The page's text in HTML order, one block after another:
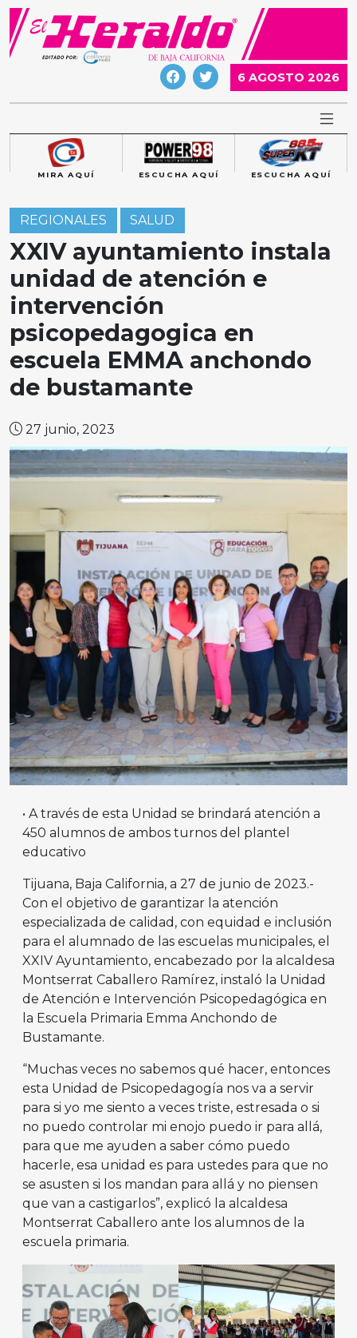
Skip
content
6 AGOSTO 2026
MIRA AQUÍ ESCUCHA AQUÍ ESCUCHA AQUÍ
REGIONALES SALUD
XXIV ayuntamiento instala
unidad de atención e
intervención
psicopedagogica en
escuela EMMA anchondo
de bustamante
27 junio, 2023
• A través de esta Unidad se brindará atención a
450 alumnos de ambos turnos del plantel
educativo
Tijuana, Baja California, a 27 de junio de 2023.-
Con el objetivo de garantizar la atención
especializada de calidad, con equidad e inclusión
para el alumnado de las escuelas municipales, el
XXIV Ayuntamiento, encabezado por la alcaldesa
Montserrat Caballero Ramírez, instaló la Unidad
de Atención e Intervención Psicopedagógica en
la Escuela Primaria Emma Anchondo de
Bustamante.
“Muchas veces no sabemos qué hacer, entonces
esta Unidad de Psicopedagogía nos va a servir
para si yo me siento a veces triste, estresada o si
no puedo controlar mi enojo puedo ir para allá,
para que me ayuden a saber cómo puedo
hacerle, esa unidad es para ustedes para que no
se asusten si los mandan para allá y no piensen
que van a castigarlos”, explicó la alcaldesa
Montserrat Caballero ante los alumnos de la
escuela primaria.